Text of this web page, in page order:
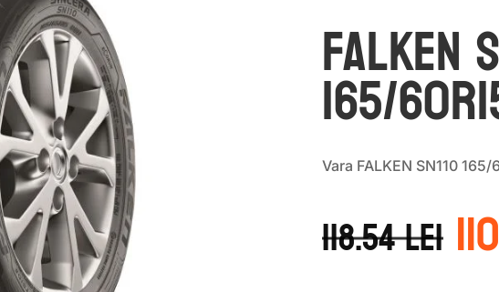
Falken
165/
Vara FALKEN SN110
118.54lei a